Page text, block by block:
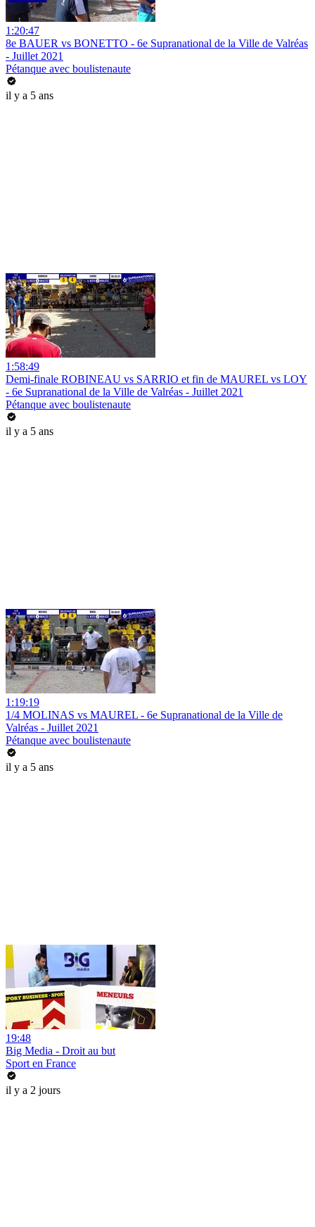
1:20:47
8e BAUER vs BONETTO - 6e Supranational de la Ville de Valréas
- Juillet 2021
Pétanque avec boulistenaute
il y a 5 ans
1:58:49
Demi-finale ROBINEAU vs SARRIO et fin de MAUREL vs LOY
- 6e Supranational de la Ville de Valréas - Juillet 2021
Pétanque avec boulistenaute
il y a 5 ans
1:19:19
1/4 MOLINAS vs MAUREL - 6e Supranational de la Ville de
Valréas - Juillet 2021
Pétanque avec boulistenaute
il y a 5 ans
19:48
Big Media - Droit au but
Sport en France
il y a 2 jours